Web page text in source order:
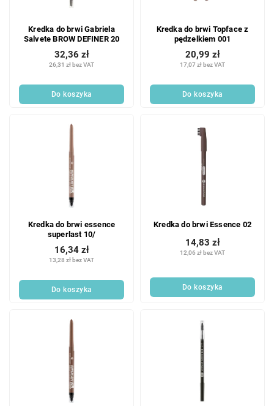
Kredka do brwi Gabriela
Salvete BROW DEFINER 20
26,31 zł bez VAT
32,36 zł
Do koszyka
Kredka do brwi Topface z
pędzelkiem 001
17,07 zł bez VAT
20,99 zł
Do koszyka
Kredka do brwi essence
superlast 10/
13,28 zł bez VAT
16,34 zł
Do koszyka
Kredka do brwi Essence 02
12,06 zł bez VAT
14,83 zł
Do koszyka